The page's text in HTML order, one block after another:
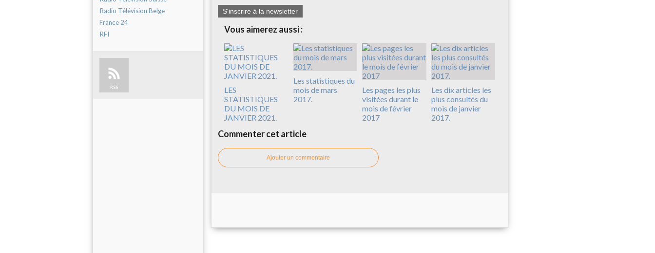
Radio Télévision Belge
France 24
RFI
RSS
S'inscrire à la newsletter
Vous aimerez aussi :
LES
STATISTIQUES
DU MOIS DE
JANVIER 2021.
Les statistiques du
mois de mars
2017.
Les pages les plus
visitées durant le
mois de février
2017
Les dix articles les
plus consultés du
mois de janvier
2017.
Commenter cet article
Ajouter un commentaire